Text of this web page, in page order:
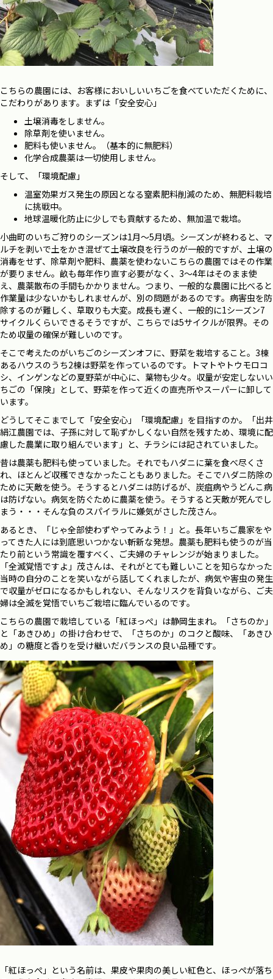
こちらの農園には、お客様においしいいちごを食べていただくために、
こだわりがあります。まずは「安全安心」
土壌消毒をしません。
除草剤を使いません。
肥料も使いません。（基本的に無肥料）
化学合成農薬は一切使用しません。
そして、「環境配慮」
温室効果ガス発生の原因となる窒素肥料削減のため、無肥料栽培
に挑戦中。
地球温暖化防止に少しでも貢献するため、無加温で栽培。
小曲町のいちご狩りのシーズンは1月～5月頃。シーズンが終わると、マ
ルチを剥いで土をかき混ぜて土壌改良を行うのが一般的ですが、土壌の
消毒をせず、除草剤や肥料、農薬を使わないこちらの農園ではその作業
が要りません。畝も毎年作り直す必要がなく、3～4年はそのまま使
え、農薬散布の手間もかかりません。つまり、一般的な農園に比べると
作業量は少ないかもしれませんが、別の問題があるのです。病害虫を防
除するのが難しく、草取りも大変。成長も遅く、一般的に1シーズン7
サイクルくらいできるそうですが、こちらでは5サイクルが限界。その
ため収量の確保が難しいのです。
そこで考えたのがいちごのシーズンオフに、野菜を栽培すること。3棟
あるハウスのうち2棟は野菜を作っているのです。トマトやトウモロコ
シ、インゲンなどの夏野菜が中心に、葉物も少々。収量が安定しないい
ちごの「保険」として、野菜を作って近くの直売所やスーパーに卸して
います。
どうしてそこまでして「安全安心」「環境配慮」を目指すのか。「出井
絹江農園では、子孫に対して恥ずかしくない自然を残すため、環境に配
慮した農業に取り組んでいます」と、チラシには記されていました。
昔は農薬も肥料も使っていました。それでもハダニに葉を食べ尽くさ
れ、ほとんど収穫できなかったこともありました。そこでハダニ防除の
ために天敵を使う。そうするとハダニは防げるが、炭疽病やうどんこ病
は防げない。病気を防ぐために農薬を使う。そうすると天敵が死んでし
まう・・・そんな負のスパイラルに嫌気がさした茂さん。
あるとき、「じゃ全部使わずやってみよう！」と。長年いちご農家をや
ってきた人には到底思いつかない斬新な発想。農薬も肥料も使うのが当
たり前という常識を覆すべく、ご夫婦のチャレンジが始まりました。
「全滅覚悟ですよ」茂さんは、それがとても難しいことを知らなかった
当時の自分のことを笑いながら話してくれましたが、病気や害虫の発生
で収量がゼロになるかもしれない、そんなリスクを背負いながら、ご夫
婦は全滅を覚悟でいちご栽培に臨んでいるのです。
こちらの農園で栽培している「紅ほっぺ」は静岡生まれ。「さちのか」
と「あきひめ」の掛け合わせで、「さちのか」のコクと酸味、「あきひ
め」の糖度と香りを受け継いだバランスの良い品種です。
「紅ほっぺ」という名前は、果皮や果肉の美しい紅色と、ほっぺが落ち